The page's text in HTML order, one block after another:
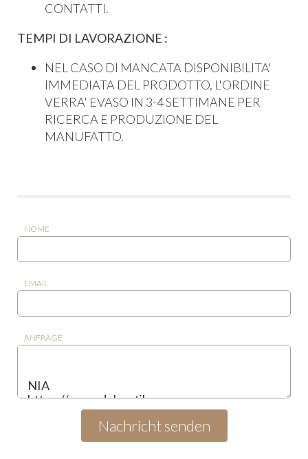
CONTATTI.
TEMPI DI LAVORAZIONE :
NEL CASO DI MANCATA DISPONIBILITA'
IMMEDIATA DEL PRODOTTO, L'ORDINE
VERRA' EVASO IN 3-4 SETTIMANE PER
RICERCA E PRODUZIONE DEL
MANUFATTO.
NOME
EMAIL
ANFRAGE